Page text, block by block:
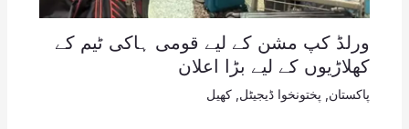
ورلڈ کپ مشن کے لیے قومی ہاکی ٹیم کے
کھلاڑیوں کے لیے بڑا اعلان
پاکستان پختونخوا ڈیجیٹل کھیل